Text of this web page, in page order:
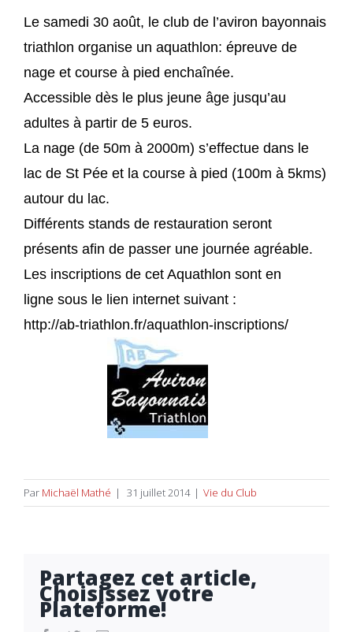
Le samedi 30 août, le club de l’aviron bayonnais
triathlon organise un aquathlon: épreuve de
nage et course à pied enchaînée.
Accessible dès le plus jeune âge jusqu’au
adultes à partir de 5 euros.
La nage (de 50m à 2000m) s’effectue dans le
lac de St Pée et la course à pied (100m à 5kms)
autour du lac.
Différents stands de restauration seront
présents afin de passer une journée agréable.
Les inscriptions de cet Aquathlon sont en
ligne sous le lien internet suivant :
http://ab-triathlon.fr/aquathlon-inscriptions/
Par Michaël Mathé | 31 juillet 2014 | Vie du Club
Partagez cet article,
Choisissez votre
Plateforme!